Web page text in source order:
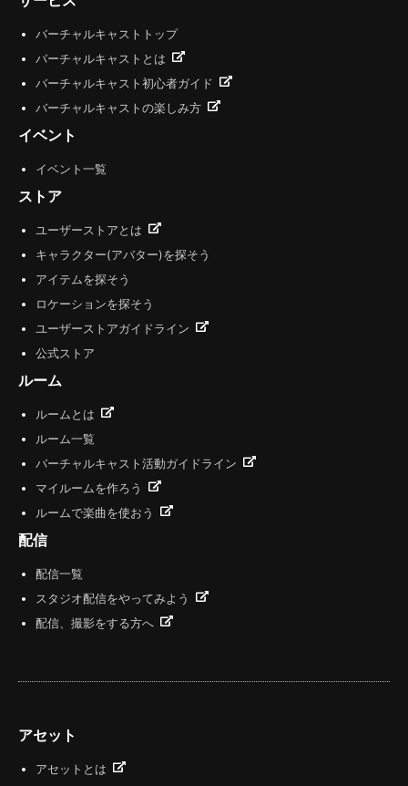
バーチャルキャストトップ
バーチャルキャストとは
バーチャルキャスト初心者ガイド
バーチャルキャストの楽しみ方
イベント
イベント一覧
ストア
ユーザーストアとは
キャラクター(アバター)を探そう
アイテムを探そう
ロケーションを探そう
ユーザーストアガイドライン
公式ストア
ルーム
ルームとは
ルーム一覧
バーチャルキャスト活動ガイドライン
マイルームを作ろう
ルームで楽曲を使おう
配信
配信一覧
スタジオ配信をやってみよう
配信、撮影をする方へ
アセット
アセットとは